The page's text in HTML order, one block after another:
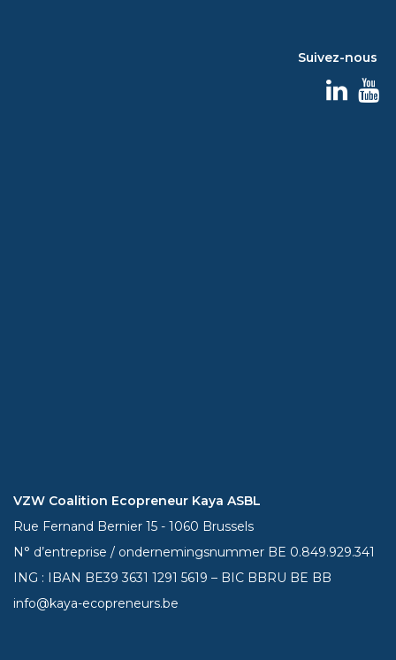
Suivez-nous
VZW Coalition Ecopreneur Kaya ASBL
Rue Fernand Bernier 15 - 1060 Brussels
N° d’entreprise / ondernemingsnummer BE 0.849.929.341
ING : IBAN BE393631 1291 5619 – BIC BBRU BE BB
info@kaya-ecopreneurs.be